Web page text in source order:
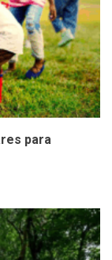
para